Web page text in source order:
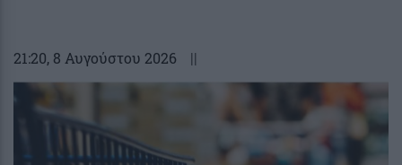
21:20, 8 Αυγούστου 2026 ||